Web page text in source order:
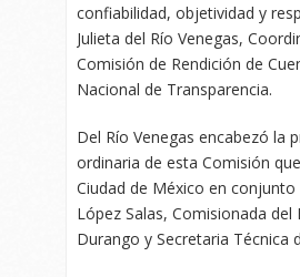
confiabilidad, objetividad y
Julieta del Río Venegas,
Comisión de Rendición de
Nacional de Transparencia.
Del Río Venegas encabezó la
ordinaria de esta Comisión
Ciudad de México en
López Salas, Comisionada del
Durango y Secretaria Técnica